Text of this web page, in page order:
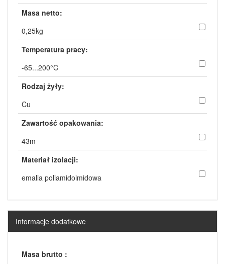
Masa netto:
0,25kg
Temperatura pracy:
-65...200°C
Rodzaj żyły:
Cu
Zawartość opakowania:
43m
Materiał izolacji:
emalia poliamidoimidowa
Informacje dodatkowe
Masa brutto :